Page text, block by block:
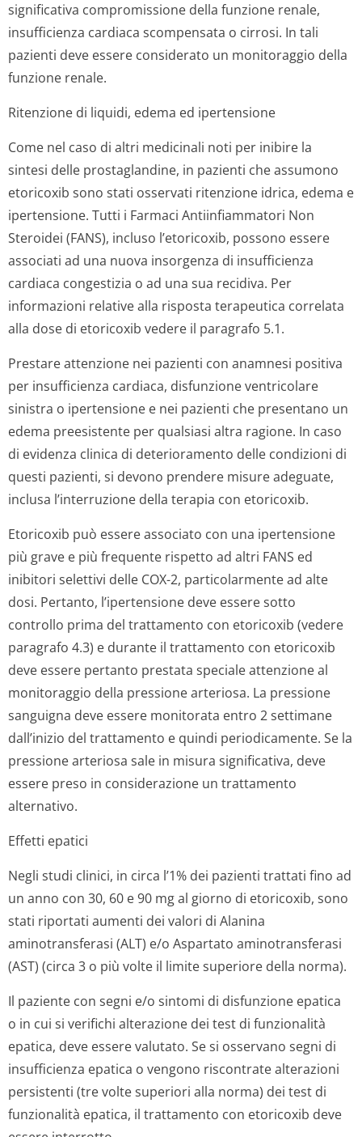
significativa compromissione della funzione renale,
insufficienza cardiaca scompensata o cirrosi. In tali
pazienti deve essere considerato un monitoraggio della
funzione renale.
Ritenzione di liquidi, edema ed ipertensione
Come nel caso di altri medicinali noti per inibire la
sintesi delle prostaglandine, in pazienti che assumono
etoricoxib sono stati osservati ritenzione idrica, edema e
ipertensione. Tutti i Farmaci Antiinfiammatori Non
Steroidei (FANS), incluso l’etoricoxib, possono essere
associati ad una nuova insorgenza di insufficienza
cardiaca congestizia o ad una sua recidiva. Per
informazioni relative alla risposta terapeutica correlata
alla dose di etoricoxib vedere il paragrafo 5.1.
Prestare attenzione nei pazienti con anamnesi positiva
per insufficienza cardiaca, disfunzione ventricolare
sinistra o ipertensione e nei pazienti che presentano un
edema preesistente per qualsiasi altra ragione. In caso
di evidenza clinica di deterioramento delle condizioni di
questi pazienti, si devono prendere misure adeguate,
inclusa l’interruzione della terapia con etoricoxib.
Etoricoxib può essere associato con una ipertensione
più grave e più frequente rispetto ad altri FANS ed
inibitori selettivi delle COX-2, particolarmente ad alte
dosi. Pertanto, l’ipertensione deve essere sotto
controllo prima del trattamento con etoricoxib (vedere
paragrafo 4.3) e durante il trattamento con etoricoxib
deve essere pertanto prestata speciale attenzione al
monitoraggio della pressione arteriosa. La pressione
sanguigna deve essere monitorata entro 2 settimane
dall’inizio del trattamento e quindi periodicamente. Se la
pressione arteriosa sale in misura significativa, deve
essere preso in considerazione un trattamento
alternativo.
Effetti epatici
Negli studi clinici, in circa l’1% dei pazienti trattati fino ad
un anno con 30, 60 e 90 mg al giorno di etoricoxib, sono
stati riportati aumenti dei valori di Alanina
aminotransferasi (ALT) e/o Aspartato aminotransferasi
(AST) (circa 3 o più volte il limite superiore della norma).
Il paziente con segni e/o sintomi di disfunzione epatica
o in cui si verifichi alterazione dei test di funzionalità
epatica, deve essere valutato. Se si osservano segni di
insufficienza epatica o vengono riscontrate alterazioni
persistenti (tre volte superiori alla norma) dei test di
funzionalità epatica, il trattamento con etoricoxib deve